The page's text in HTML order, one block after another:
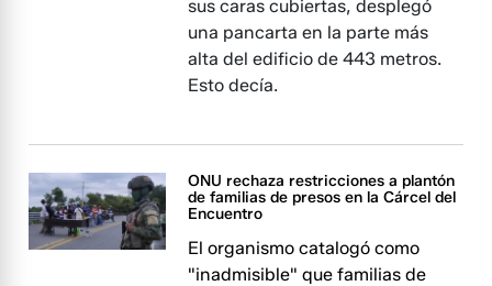
sus caras cubiertas, desplegó
una pancarta en la parte más
alta del edificio de 443 metros.
Esto decía.
ONU rechaza restricciones a plantón
de familias de presos en la Cárcel del
Encuentro
El organismo catalogó como
"inadmisible" que familias de